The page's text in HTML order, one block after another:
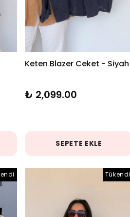
Keten Blazer Ceket - Siyah
₺ 2,099.00
SEPETE EKLE
Tükendi